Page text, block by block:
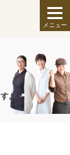
メニュー
。